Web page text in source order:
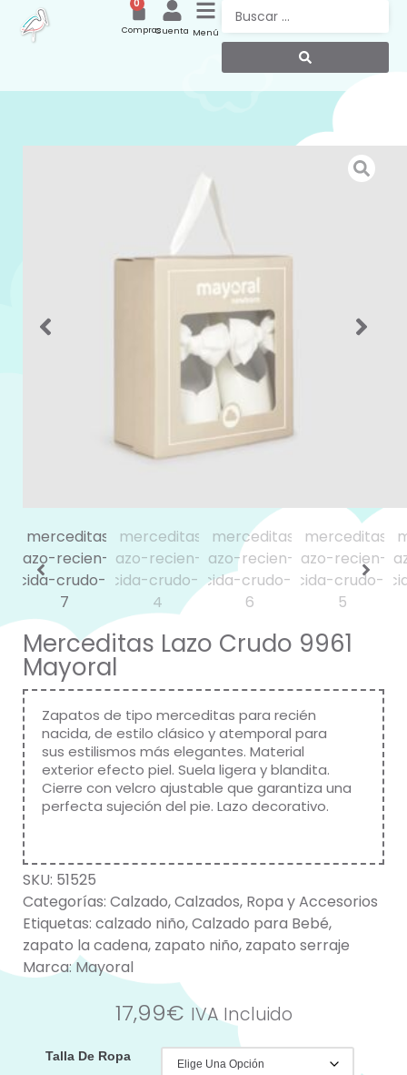
Menú
Cuenta
0
Compras
Merceditas Lazo Crudo 9961
Mayoral
Zapatos de tipo merceditas para recién
nacida, de estilo clásico y atemporal para
sus estilismos más elegantes. Material
exterior efecto piel. Suela ligera y blandita.
Cierre con velcro ajustable que garantiza una
perfecta sujeción del pie. Lazo decorativo.
SKU: 51525
Categorías: Calzado,Calzados, Ropa y Accesorios
Etiquetas: calzado niño,Calzado para Bebé,
zapato la cadena, zapato niño, zapato serraje
Marca:Mayoral
17,99€ IVA Incluido
Talla De Ropa